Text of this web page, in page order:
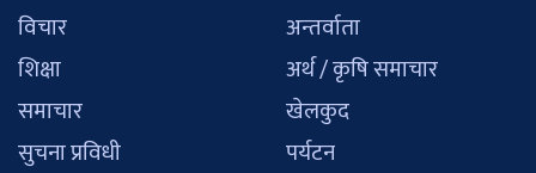
विचार
शिक्षा
समाचार
सुचना प्रविधी
अन्तर्वाता
अर्थ / कृषि समाचार
खेलकुद
पर्यटन